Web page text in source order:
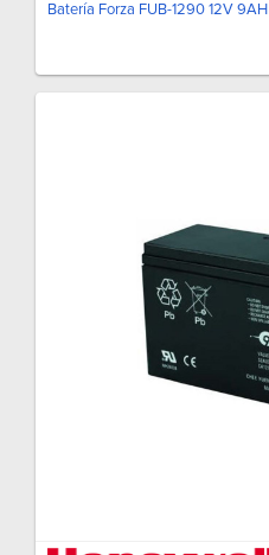
Batería Forza FUB-1290 12V 9AH